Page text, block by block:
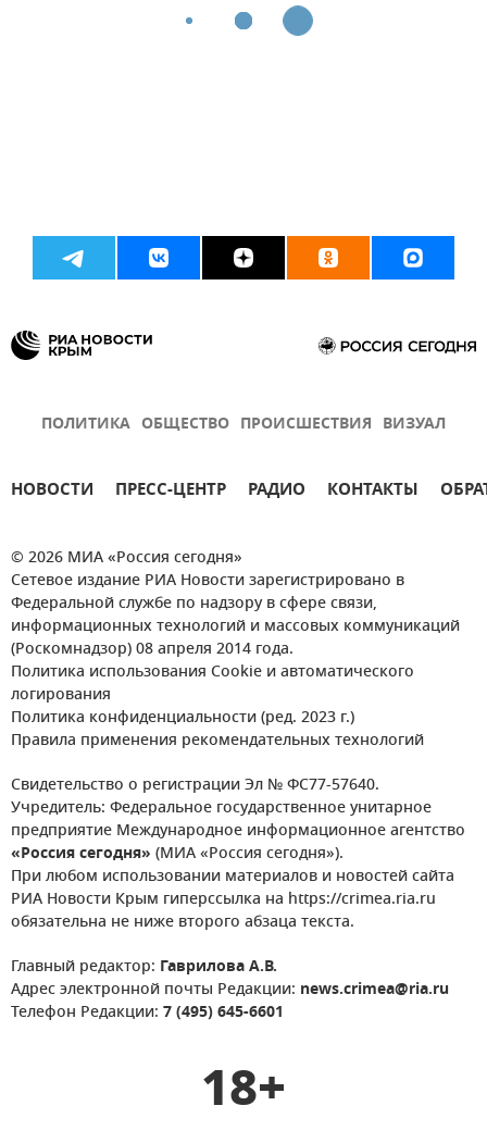
ПОЛИТИКА ОБЩЕСТВО ПРОИСШЕСТВИЯ ВИЗУАЛ
НОВОСТИ ПРЕСС-ЦЕНТР РАДИО КОНТАКТЫ
© 2026 МИА «Россия сегодня»
Сетевое издание РИА Новости зарегистрировано в
Федеральной службе по надзору в сфере связи,
информационных технологий и массовых коммуникаций
(Роскомнадзор) 08 апреля 2014 года.
Политика использования Cookie и автоматического
логирования
Политика конфиденциальности (ред. 2023 г.)
Правила применения рекомендательных технологий
Свидетельство о регистрации Эл № ФС77-57640.
Учредитель: Федеральное государственное унитарное
предприятие Международное информационное агентство
«Россия сегодня» (МИА «Россия сегодня»).
При любом использовании материалов и новостей сайта
РИА Новости Крым гиперссылка на https://crimea.ria.ru
обязательна не ниже второго абзаца текста.
Главный редактор: Гаврилова А.В.
Адрес электронной почты Редакции: news.crimea@ria.ru
Телефон Редакции: 7 (495) 645-6601
18+